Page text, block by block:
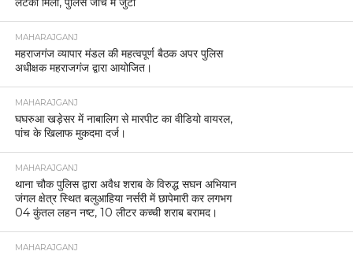
MAHARAJGANJ
महराजगंज व्यापार मंडल की महत्वपूर्ण बैठक अपर पुलिस
अधीक्षक महराजगंज द्वारा आयोजित।
MAHARAJGANJ
घघरुआ खड़ेसर में नाबालिग से मारपीट का वीडियो वायरल,
पांच के खिलाफ मुकदमा दर्ज।
MAHARAJGANJ
थाना चौक पुलिस द्वारा अवैध शराब के विरुद्ध सघन अभियान
जंगल क्षेत्र स्थित बलुआहिया नर्सरी में छापेमारी कर लगभग
04 कुंतल लहन नष्ट, 10 लीटर कच्ची शराब बरामद।
MAHARAJGANJ